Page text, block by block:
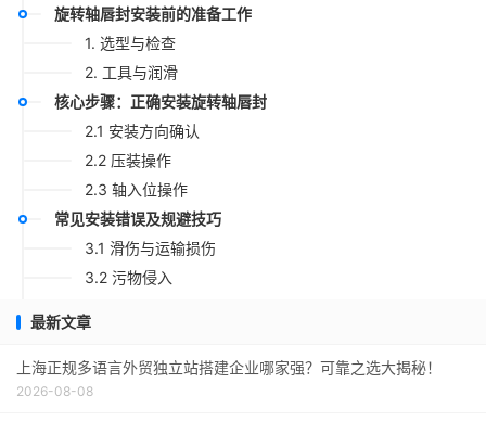
旋转轴唇封安装前的准备工作
1. 选型与检查
2. 工具与润滑
核心步骤：正确安装旋转轴唇封
2.1 安装方向确认
2.2 压装操作
2.3 轴入位操作
常见安装错误及规避技巧
3.1 滑伤与运输损伤
3.2 污物侵入
安装后的验证与维护
4.1 静态检漏
4.2 动态试运
最新文章
上海正规多语言外贸独立站搭建企业哪家强？可靠之选大揭秘！
2026-08-08